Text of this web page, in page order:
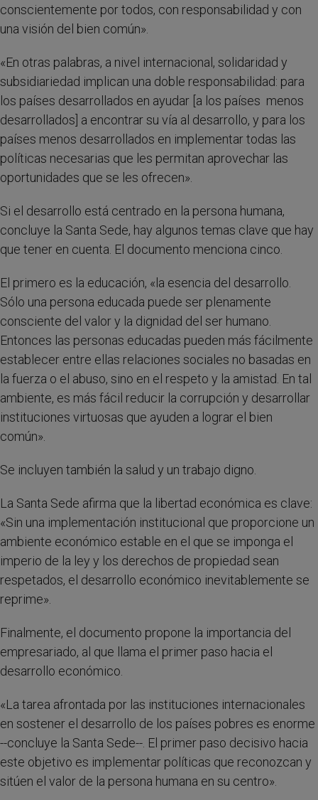
conscientemente por todos, con responsabilidad y con
una visión del bien común».
«En otras palabras, a nivel internacional, solidaridad y
subsidiariedad implican una doble responsabilidad: para
los países desarrollados en ayudar [a los países menos
desarrollados] a encontrar su vía al desarrollo, y para los
países menos desarrollados en implementar todas las
políticas necesarias que les permitan aprovechar las
oportunidades que se les ofrecen».
Si el desarrollo está centrado en la persona humana,
concluye la Santa Sede, hay algunos temas clave que hay
que tener en cuenta. El documento menciona cinco.
El primero es la educación, «la esencia del desarrollo.
Sólo una persona educada puede ser plenamente
consciente del valor y la dignidad del ser humano.
Entonces las personas educadas pueden más fácilmente
establecer entre ellas relaciones sociales no basadas en
la fuerza o el abuso, sino en el respeto y la amistad. En tal
ambiente, es más fácil reducir la corrupción y desarrollar
instituciones virtuosas que ayuden a lograr el bien
común».
Se incluyen también la salud y un trabajo digno.
La Santa Sede afirma que la libertad económica es clave:
«Sin una implementación institucional que proporcione un
ambiente económico estable en el que se imponga el
imperio de la ley y los derechos de propiedad sean
respetados, el desarrollo económico inevitablemente se
reprime».
Finalmente, el documento propone la importancia del
empresariado, al que llama el primer paso hacia el
desarrollo económico.
«La tarea afrontada por las instituciones internacionales
en sostener el desarrollo de los países pobres es enorme
--concluye la Santa Sede--. El primer paso decisivo hacia
este objetivo es implementar políticas que reconozcan y
sitúen el valor de la persona humana en su centro».